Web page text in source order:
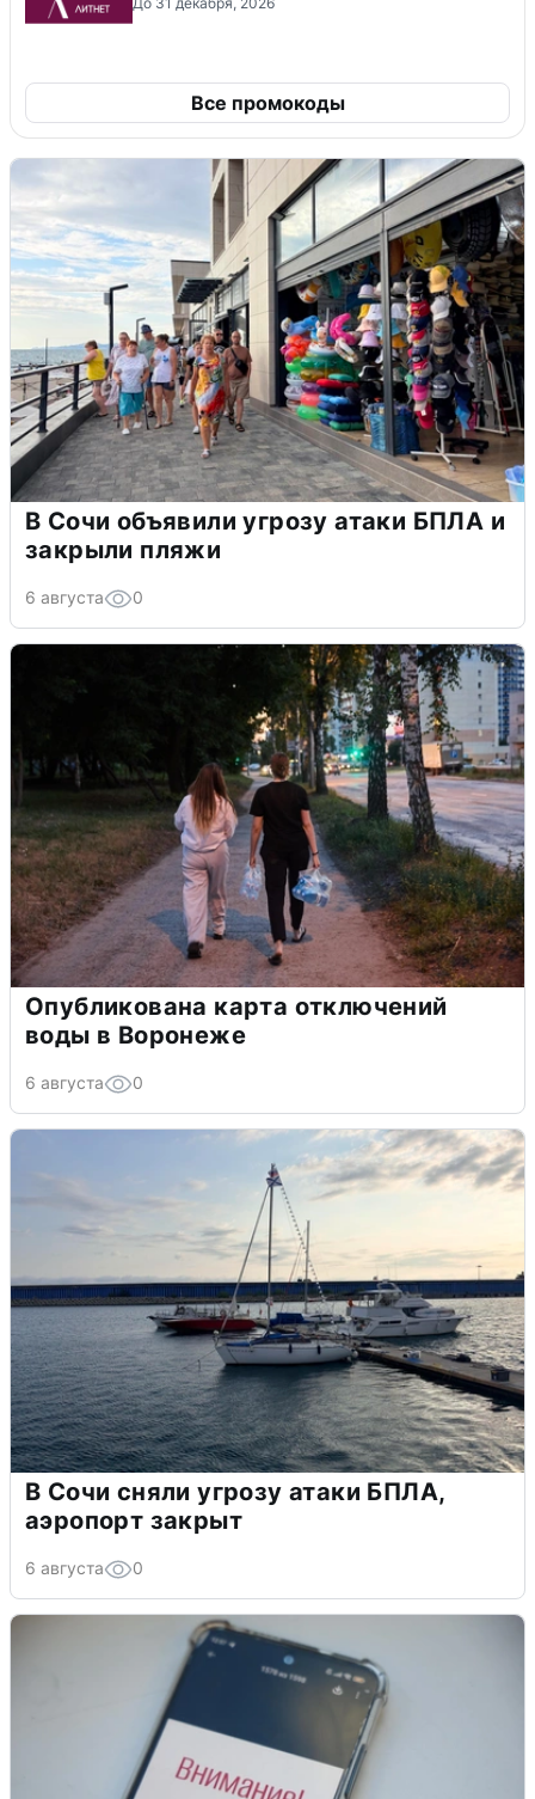
Все промокоды
В Сочи объявили угрозу атаки БПЛА и
закрыли пляжи
6 августа 0
Опубликована карта отключений
воды в Воронеже
6 августа 0
В Сочи сняли угрозу атаки БПЛА,
аэропорт закрыт
6 августа 0